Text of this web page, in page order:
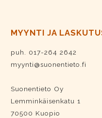
MYYNTI JA
puh. 017-264 2642
myynti@suonentieto.fi
Suonentieto Oy
Lemminkäisenkatu 1
70500 Kuopio